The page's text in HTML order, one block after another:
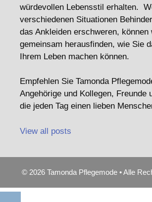
würdevollen Lebensstil erhalten.
verschiedenen Situationen
das Ankleiden erschweren, können
gemeinsam herausfinden, wie Sie
Ihrem Leben machen können.
Empfehlen Sie Tamonda
Angehörige und Kollegen, Freunde
die jeden Tag einen lieben
View all posts
© 2026 Tamonda Pflegemode • Alle